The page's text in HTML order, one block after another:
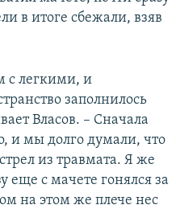
в итоге сбежали, взяв
с легкими, и
заполнилось
Власов. – Сначала
и мы долго думали, что
из травмата. Я же
еще с мачете гонялся за
на этом же плече нес